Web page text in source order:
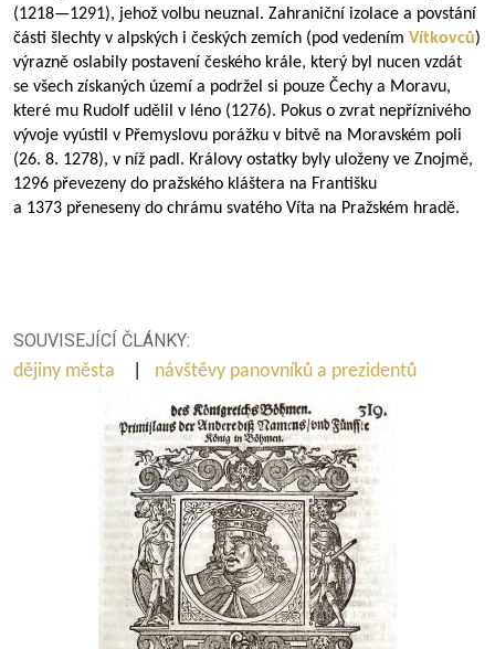
(1218—1291), jehož volbu neuznal. Zahraniční izolace a povstání
části šlechty v alpských i českých zemích (pod vedením Vítkovců)
výrazně oslabily postavení českého krále, který byl nucen vzdát
se všech získaných území a podržel si pouze Čechy a Moravu,
které mu Rudolf udělil v léno (1276). Pokus o zvrat nepříznivého
vývoje vyústil v Přemyslovu porážku v bitvě na Moravském poli
(26. 8. 1278), v níž padl. Královy ostatky byly uloženy ve Znojmě,
1296 převezeny do pražského kláštera na Františku
a 1373 přeneseny do chrámu svatého Víta na Pražském hradě.
SOUVISEJÍCÍ ČLÁNKY:
dějiny města
návštěvy panovníků a prezidentů